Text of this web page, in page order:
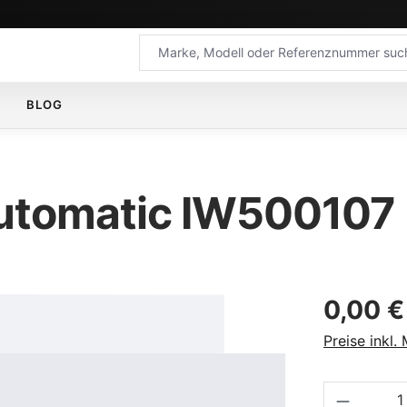
BLOG
IW500107
Regulärer
0,00 €
Preise inkl.